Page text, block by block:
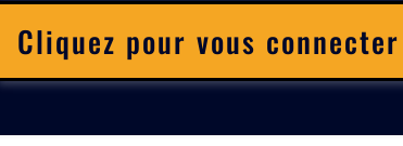
Cliquez pour vous connecter